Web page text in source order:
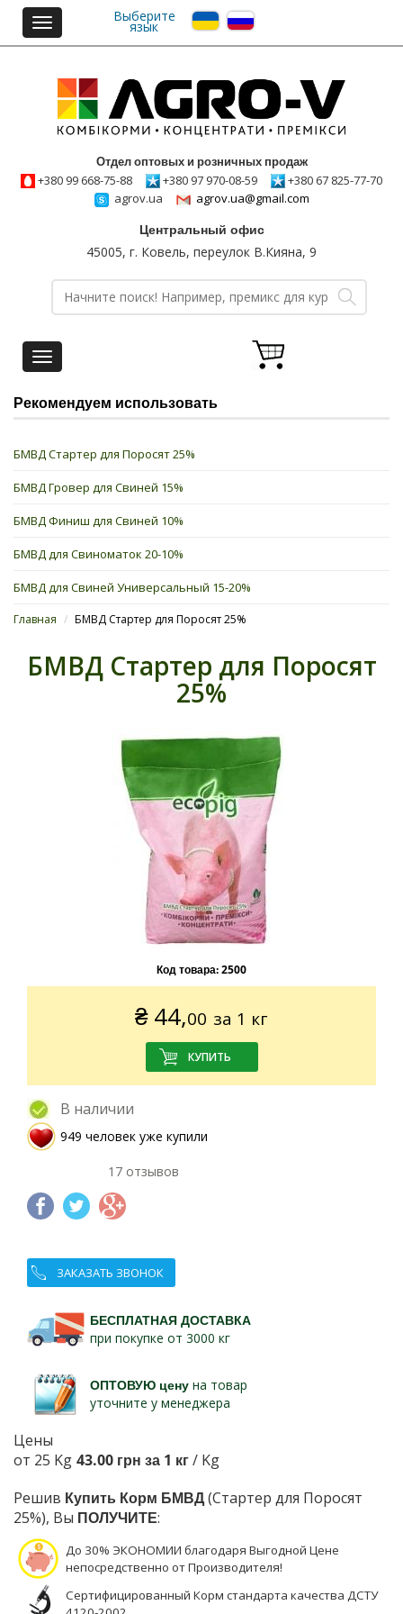
Toggle
navigation
Выберите
язык
Отдел оптовых и розничных продаж
+380 99 668-75-88
+380 97 970-08-59
+380 67 825-77-70
agrov.ua
agrov.ua@gmail.com
Центральный офис
45005, г. Ковель, переулок В.Кияна, 9
Toggle
navigation
Рекомендуем использовать
БМВД Стартер для Поросят 25%
БМВД Гровер для Свиней 15%
БМВД Финиш для Свиней 10%
БМВД для Свиноматок 20-10%
БМВД для Свиней Универсальный 15-20%
Главная / БМВД Стартер для Поросят 25%
БМВД Стартер для Поросят
25%
Код товара:2500
₴ 44,00 за 1 кг
В наличии
949 человек уже купили
17 отзывов
ЗАКАЗАТЬ ЗВОНОК
БЕСПЛАТНАЯ ДОСТАВКА
при покупке от 3000 кг
ОПТОВУЮ цену на товар
уточните у менеджера
Цены
от 25 Kg 43.00 грн за 1 кг/ Kg
Решив Купить Корм БМВД(Стартер для Поросят
25%), Вы ПОЛУЧИТЕ:
До 30% ЭКОНОМИИ благодаря Выгодной Цене
непосредственно от Производителя!
Сертифицированный Корм стандарта качества ДСТУ